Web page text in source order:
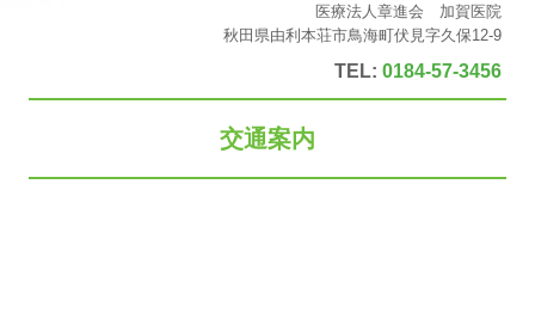
施設基準
医療法人章進会 加賀医院
秋田県由利本荘市鳥海町伏見字久保12-9
TEL: 0184-57-3456
交通案内